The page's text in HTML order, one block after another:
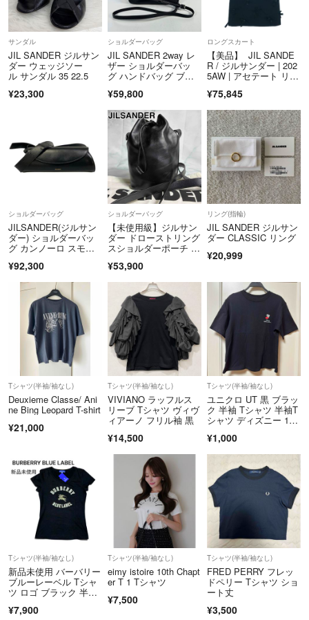
サンダル
JIL SANDER ジルサン
ダー ウェッジソー
ル サンダル 35 22.5
¥23,300
ショルダーバッグ
JIL SANDER 2way レ
ザー ショルダーバッ
グ ハンドバッグ ブラ
¥59,800
ロングスカート
【美品】 JIL SANDE
R / ジルサンダー | 202
5AW | アセテート リボ
ト | 32 | ブラック | レ
ディース
¥75,845
ショルダーバッグ
JILSANDER(ジルサン
ダー) ショルダーバッ
グ カンノーロ スモー
¥92,300
ショルダーバッグ
【未使用級】ジルサン
ダー ドローストリング
スショルダーポーチ レ
¥53,900
リング(指輪)
JIL SANDER ジルサン
ダー CLASSIC リング
¥20,999
Tシャツ(半袖/袖なし)
Deuxieme Classe/ Ani
ne Bing Leopard T-shirt
¥21,000
Tシャツ(半袖/袖なし)
VIVIANO ラッフルス
リーブ Tシャツ ヴィヴ
ィアーノ フリル袖 黒
¥14,500
Tシャツ(半袖/袖なし)
ユニクロ UT 黒 ブラッ
ク 半袖 Tシャツ 半袖T
シャツ ディズニー 101
0%
¥1,000
Tシャツ(半袖/袖なし)
新品未使用 バーバリー
ブルーレーベル Tシャ
ツ ロゴ ブラック 半
¥7,900
Tシャツ(半袖/袖なし)
eimy istoire 10th Chapt
er T 1 Tシャツ
¥7,500
Tシャツ(半袖/袖なし)
FRED PERRY フレッ
ドペリー Tシャツ ショ
ート丈
¥3,500